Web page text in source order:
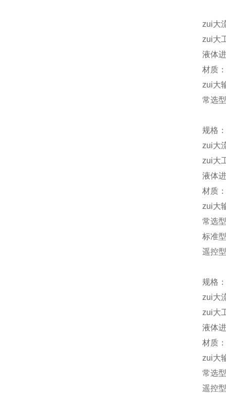
zui大
zui大
液体
材质
zui大
常选
规格
zui大
zui大
液体
材质
zui大
常选
标准
遥控
规格
zui大
zui大
液体
材质
zui大
常选
遥控